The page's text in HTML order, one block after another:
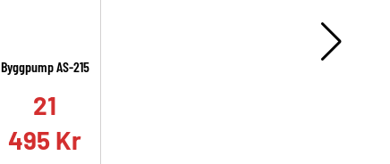
Byggpump AS-215
21
495 Kr